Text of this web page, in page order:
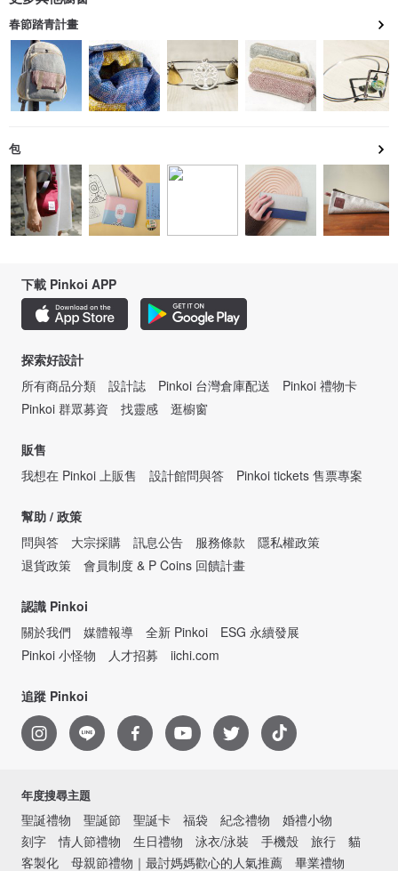
春節踏青計畫
包
下載 Pinkoi APP
探索好設計
所有商品分類
設計誌 Pinkoi 台灣倉庫配送
Pinkoi 禮物卡
Pinkoi 群眾募資
找靈感 逛櫥窗
販售
我想在 Pinkoi 上販售
設計館問與答 Pinkoi tickets 售票專案
幫助 / 政策
問與答
大宗採購 訊息公告 服務條款
隱私權政策
退貨政策
會員制度 & P Coins 回饋計畫
認識 Pinkoi
關於我們
媒體報導 全新 Pinkoi
ESG 永續發展
Pinkoi 小怪物
人才招募 iichi.com
追蹤 Pinkoi
年度搜尋主題
聖誕禮物 聖誕節 聖誕卡 福袋 紀念禮物
婚禮小物
刻字
情人節禮物 生日禮物 泳衣/泳裝 手機殼 旅行
貓
客製化
母親節禮物｜最討媽媽歡心的人氣推薦 畢業禮物